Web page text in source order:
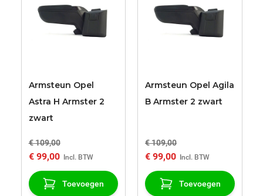
Armsteun Opel
Astra H Armster 2
zwart
€ 109,00
€ 99,00
Toevoegen
Armsteun Opel Agila
B Armster 2 zwart
€ 109,00
€ 99,00
Toevoegen